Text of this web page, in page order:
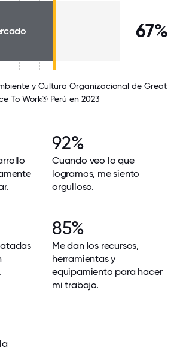
67%
y Cultura Organizacional de Great
To Work® Perú en 2023
92%
Cuando veo lo que
logramos, me siento
orgulloso.
85%
Me dan los recursos,
herramientas y
equipamiento para hacer
mi trabajo.